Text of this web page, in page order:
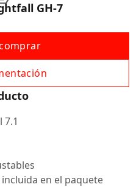
GH-7
en el paquete